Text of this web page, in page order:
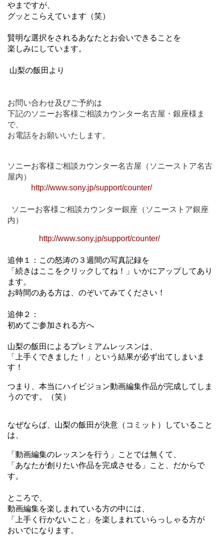
やまですが、
グッとこらえています（笑）
賢明な選択をされるあなたとお会いできることを
楽しみにしています。
山梨の飯田より
お問い合わせ及びご予約は
下記のソニーお客様ご相談カウンター名古屋・銀座様ま
で、
お電話をお願いいたします。
ソニーお客様ご相談カウンター名古屋（ソニーストア名古
屋内）
http://www.sony.jp/support/counter/
ソニーお客様ご相談カウンター銀座（ソニーストア銀座
内）
http://www.sony.jp/support/counter/
追伸１：この怒涛の３週間の写真記録を
「続きはここをクリックしてね！」いかにアップしてあり
ます。
お時間のある方は、のぞいてみてください！
追伸２：
初めてご参加される方へ
山梨の飯田によるプレミアムレッスンは、
「上手くできました！」という結果が必ず出てしまいま
す！
つまり、本当にハイビジョン動画編集作品が完成してしま
うのです。（笑）
なぜならば、山梨の飯田が決意（コミット）していること
は、
「動画編集のレッスンを行う」ことでは無くて、
「あなたが創りたい作品を完成させる」こと、だからで
す。
ところで、
動画編集を楽しまれている方の中には、
「上手く行かないこと」を楽しまれていらっしゃる方が
おいでになります。